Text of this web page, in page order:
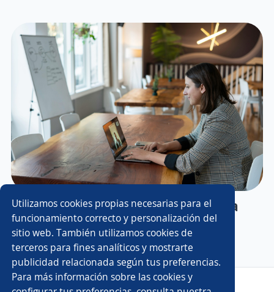
Utilizamos cookies propias necesarias para el
funcionamiento correcto y personalización del
sitio web. También utilizamos cookies de
terceros para fines analíticos y mostrarte
publicidad relacionada según tus preferencias.
Para más información sobre las cookies y
¿Es bueno llamar después de una
entrevista de trabajo?
Copyright 2014 - 2026 DGNET LTD.